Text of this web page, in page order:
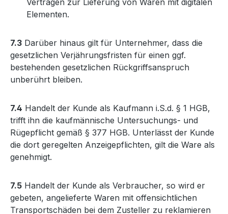
Verträgen zur Lieferung von Waren mit digitalen
Elementen.
7.3 Darüber hinaus gilt für Unternehmer, dass die
gesetzlichen Verjährungsfristen für einen ggf.
bestehenden gesetzlichen Rückgriffsanspruch
unberührt bleiben.
7.4 Handelt der Kunde als Kaufmann i.S.d. § 1 HGB,
trifft ihn die kaufmännische Untersuchungs- und
Rügepflicht gemäß § 377 HGB. Unterlässt der Kunde
die dort geregelten Anzeigepflichten, gilt die Ware als
genehmigt.
7.5 Handelt der Kunde als Verbraucher, so wird er
gebeten, angelieferte Waren mit offensichtlichen
Transportschäden bei dem Zusteller zu reklamieren